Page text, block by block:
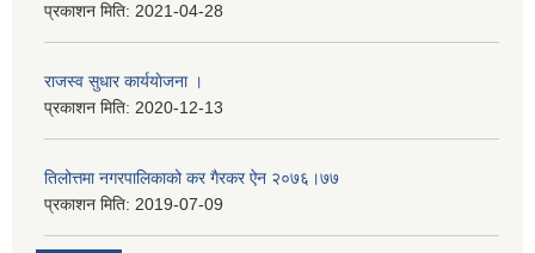
प्रकाशन मिति: 2021-04-28
राजस्व सुधार कार्ययाेजना ।
प्रकाशन मिति: 2020-12-13
तिलोत्तमा नगरपालिकाको कर गैरकर ऐन २०७६।७७
प्रकाशन मिति: 2019-07-09